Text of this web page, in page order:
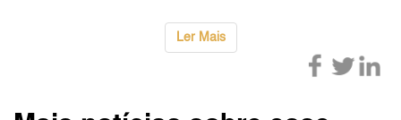
Ler Mais